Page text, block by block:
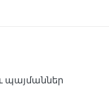
պայմաններ